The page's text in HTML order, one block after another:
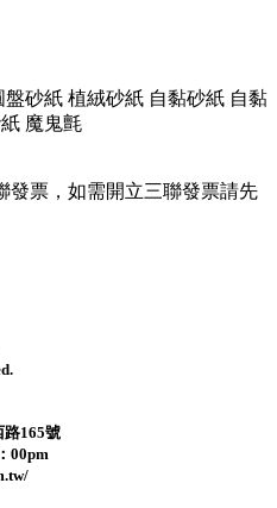
砂紙 植絨砂紙 自黏砂紙 自黏
魔鬼氈
發票，如需開立三聯發票請先
165號
00pm